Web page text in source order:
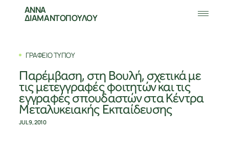
ΑΝΝΑ
ΔΙΑΜΑΝΤΟΠΟΥΛΟΥ
ΓΡΑΦΕΙΟ ΤΥΠΟΥ
Παρέμβαση, στη Βουλή, σχετικά με
τις μετεγγραφές φοιτητών και τις
εγγραφές σπουδαστών στα Κέντρα
Μεταλυκειακής Εκπαίδευσης
JUL 9, 2010